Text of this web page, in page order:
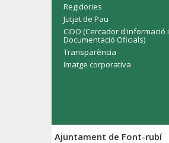
Regidories
Jutjat de Pau
CIDO (Cercador d'informació i
Documentació Oficials)
Transparència
Imatge corporativa
Ajuntament de Font-rubí